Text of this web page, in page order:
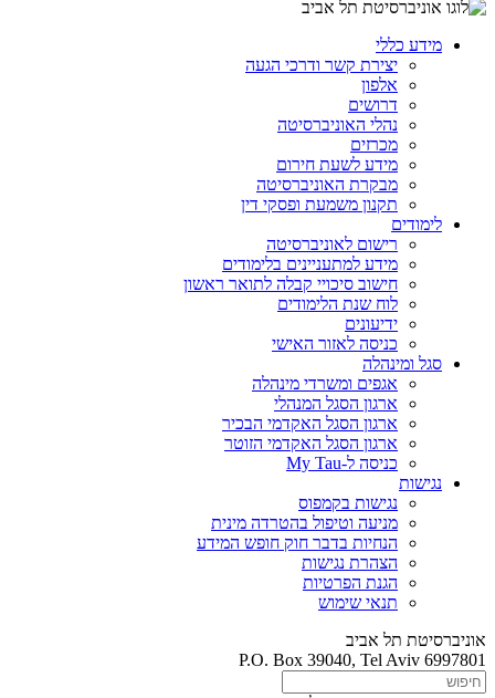
מידע כללי
יצירת קשר ודרכי הגעה
אלפון
דרושים
נהלי האוניברסיטה
מכרזים
מידע לשעת חירום
מבקרת האוניברסיטה
תקנון משמעת ופסקי דין
לימודים
רישום לאוניברסיטה
מידע למתעניינים בלימודים
חישוב סיכויי קבלה לתואר ראשון
לוח שנת הלימודים
ידיעונים
כניסה לאזור האישי
סגל ומינהלה
אגפים ומשרדי מינהלה
ארגון הסגל המנהלי
ארגון הסגל האקדמי הבכיר
ארגון הסגל האקדמי הזוטר
כניסה ל-My Tau
נגישות
נגישות בקמפוס
מניעה וטיפול בהטרדה מינית
הנחיות בדבר חוק חופש המידע
הצהרת נגישות
הגנת הפרטיות
תנאי שימוש
אוניברסיטת תל אביב
P.O. Box 39040, Tel Aviv 6997801